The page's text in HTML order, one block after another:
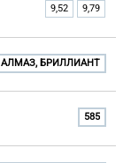
9,52 9,79
АЛМАЗ, БРИЛЛИАНТ
585